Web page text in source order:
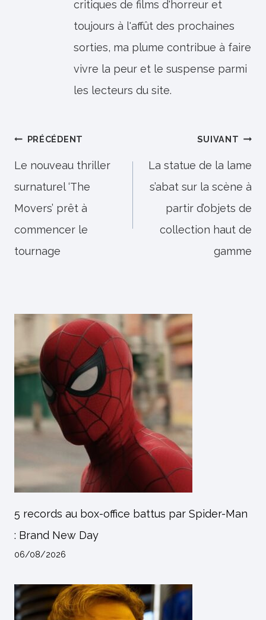
critiques de films d'horreur et
toujours à l'affût des prochaines
sorties, ma plume contribue à faire
vivre la peur et le suspense parmi
les lecteurs du site.
Navigation
de
l’article
PRÉCÉDENT
Le nouveau thriller
surnaturel ‘The
Movers’ prêt à
commencer le
tournage
SUIVANT
La statue de la lame
s’abat sur la scène à
partir d’objets de
collection haut de
gamme
5 records au box-office battus par Spider-Man
: Brand New Day
06/08/2026